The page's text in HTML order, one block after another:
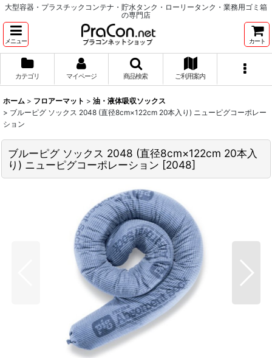
大型容器・プラスチックコンテナ・貯水タンク・ローリータンク・業務用ゴミ箱
の専門店
メニュー カート
カテゴリ マイページ 商品検索 ご利用案内
ホーム > フロアーマット > 油・液体吸収ソックス
> ブルーピグ ソックス 2048 (直径8cm×122cm 20本入り) ニューピグコーポレー
ション
ブルーピグ ソックス 2048 (直径8cm×122cm 20本入
り) ニューピグコーポレーション [2048]